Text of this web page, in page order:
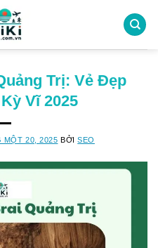
Trị: Vẻ Đẹp
Vĩ 2025
MỘT 20, 2025 BỞISEO